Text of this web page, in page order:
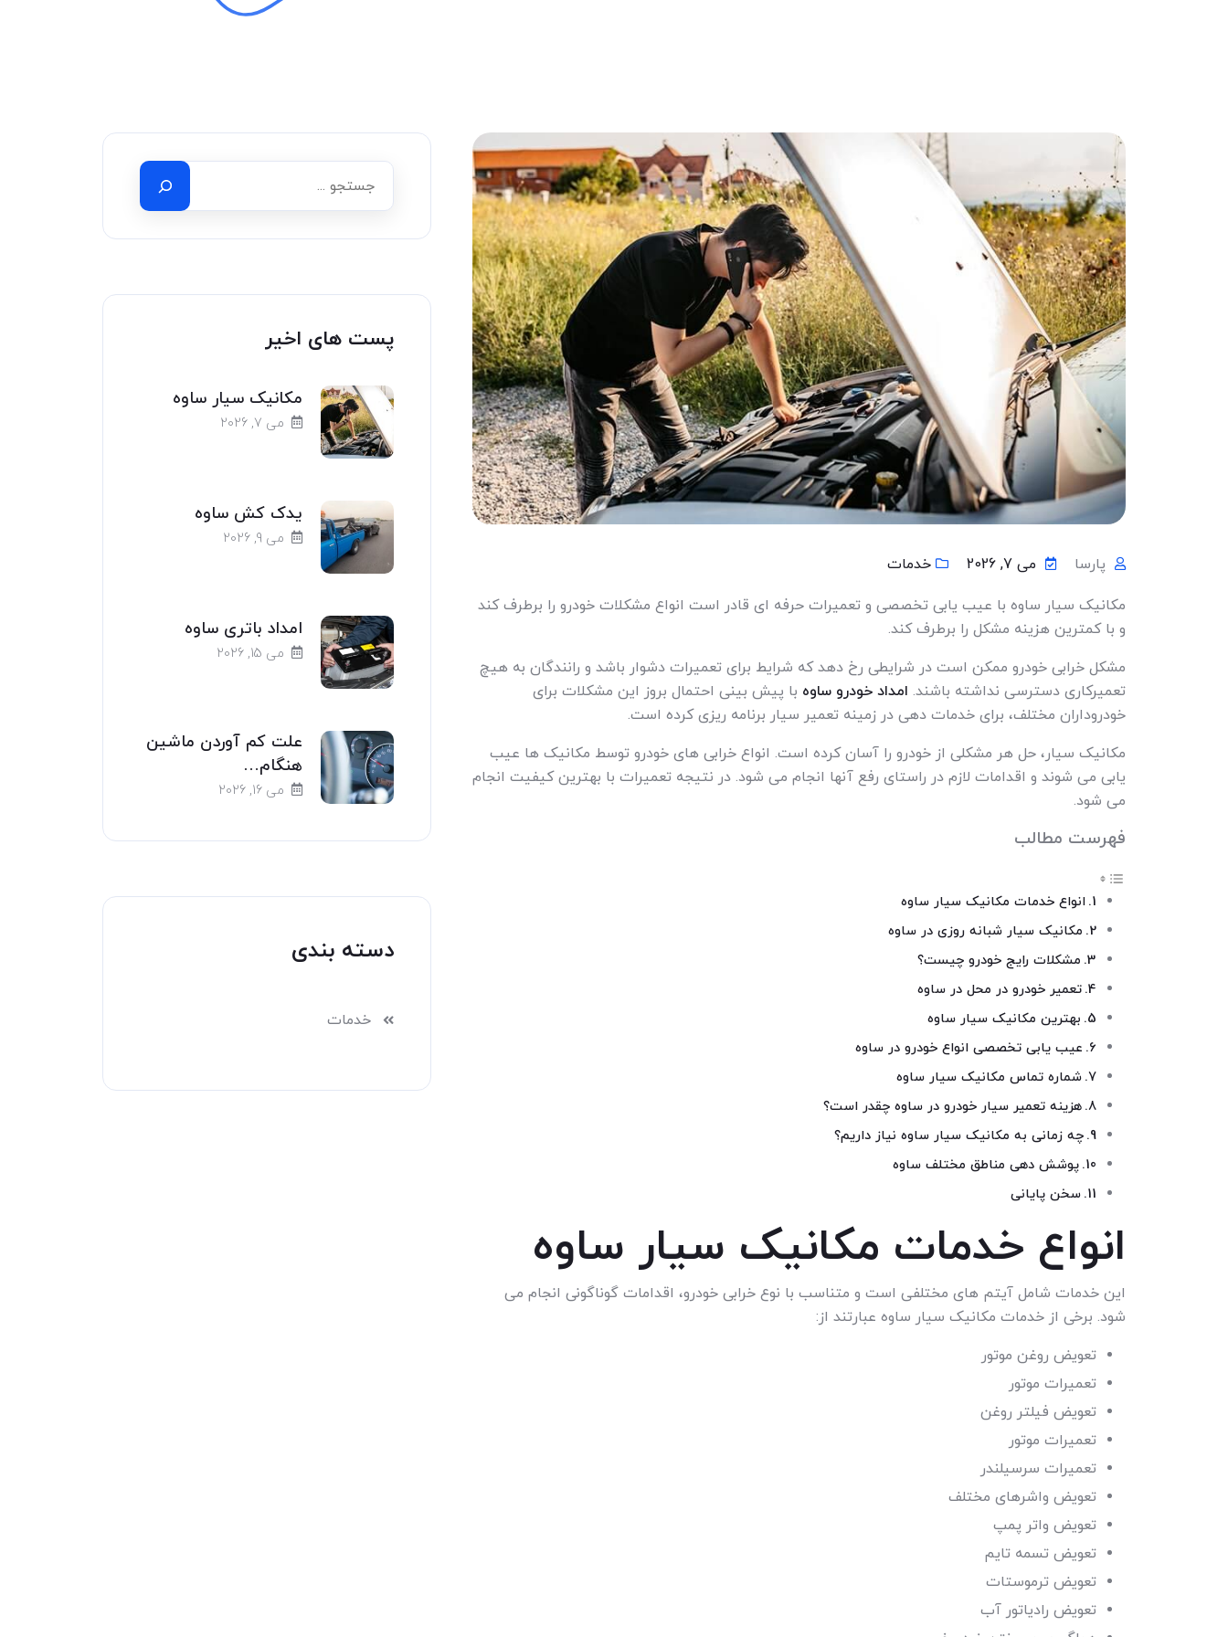
پارسا می 7, 2026 خدمات
مکانیک سیار ساوه با عیب یابی تخصصی و تعمیرات حرفه ای قادر است انواع مشکلات خودرو را برطرف کند
و با کمترین هزینه مشکل را برطرف کند.
مشکل خرابی خودرو ممکن است در شرایطی رخ دهد که شرایط برای تعمیرات دشوار باشد و رانندگان به هیچ
تعمیرکاری دسترسی نداشته باشند. امداد خودرو ساوه با پیش بینی احتمال بروز این مشکلات برای
خودروداران مختلف، برای خدمات دهی در زمینه تعمیر سیار برنامه ریزی کرده است.
مکانیک سیار، حل هر مشکلی از خودرو را آسان کرده است. انواع خرابی های خودرو توسط مکانیک ها عیب
یابی می شوند و اقدامات لازم در راستای رفع آنها انجام می شود. در نتیجه تعمیرات با بهترین کیفیت انجام
می شود.
فهرست مطالب
انواع خدمات مکانیک سیار ساوه
مکانیک سیار شبانه روزی در ساوه
مشکلات رایج خودرو چیست؟
تعمیر خودرو در محل در ساوه
بهترین مکانیک سیار ساوه
عیب یابی تخصصی انواع خودرو در ساوه
شماره تماس مکانیک سیار ساوه
هزینه تعمیر سیار خودرو در ساوه چقدر است؟
چه زمانی به مکانیک سیار ساوه نیاز داریم؟
پوشش دهی مناطق مختلف ساوه
سخن پایانی
انواع خدمات مکانیک سیار ساوه
این خدمات شامل آیتم های مختلفی است و متناسب با نوع خرابی خودرو، اقدامات گوناگونی انجام می
شود. برخی از خدمات مکانیک سیار ساوه عبارتند از:
تعویض روغن موتور
تعمیرات موتور
تعویض فیلتر روغن
تعمیرات موتور
تعمیرات سرسیلندر
تعویض واشرهای مختلف
تعویض واتر پمپ
تعویض تسمه تایم
تعویض ترموستات
تعویض رادیاتور آب
پست های اخیر
مکانیک سیار ساوه
می 7, 2026
یدک کش ساوه
می 9, 2026
امداد باتری ساوه
می 15, 2026
علت کم آوردن ماشین
هنگام…
می 16, 2026
دسته بندی
خدمات